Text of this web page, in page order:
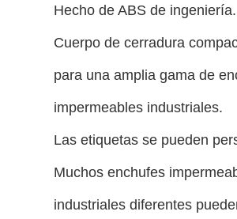
Hecho de ABS de ingeniería.
Cuerpo de cerradura
para una amplia gama de
impermeables industriales.
Las etiquetas se pueden
Muchos enchufes
industriales diferentes